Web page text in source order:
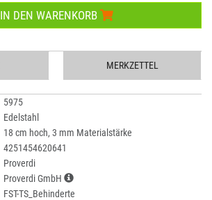
IN DEN WARENKORB
MERKZETTEL
5975
Edelstahl
18 cm hoch, 3 mm Materialstärke
4251454620641
Proverdi
Proverdi GmbH
FST-TS_Behinderte